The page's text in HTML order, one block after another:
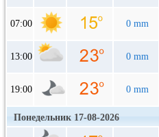
07:00 0 mm
13:00 0 mm
19:00 0 mm
Понедельник 17-08-2026